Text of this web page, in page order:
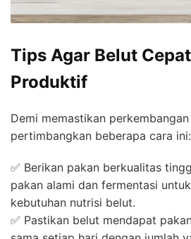
Tips Agar Belut
Produktif
Demi memastikan
pertimbangkan beberapa cara ini:
✅ Berikan pakan berkualitas
pakan alami dan fermentasi
kebutuhan nutrisi belut.
✅ Pastikan belut mendapat